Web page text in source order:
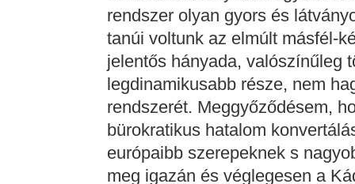
rendszer olyan gyors és
tanúi voltunk az elmúlt másfél-
jelentős hányada, valószínűleg
legdinamikusabb része, nem
rendszerét. Meggyőződésem,
bürokratikus hatalom
európaibb szerepeknek s
meg igazán és véglegesen a